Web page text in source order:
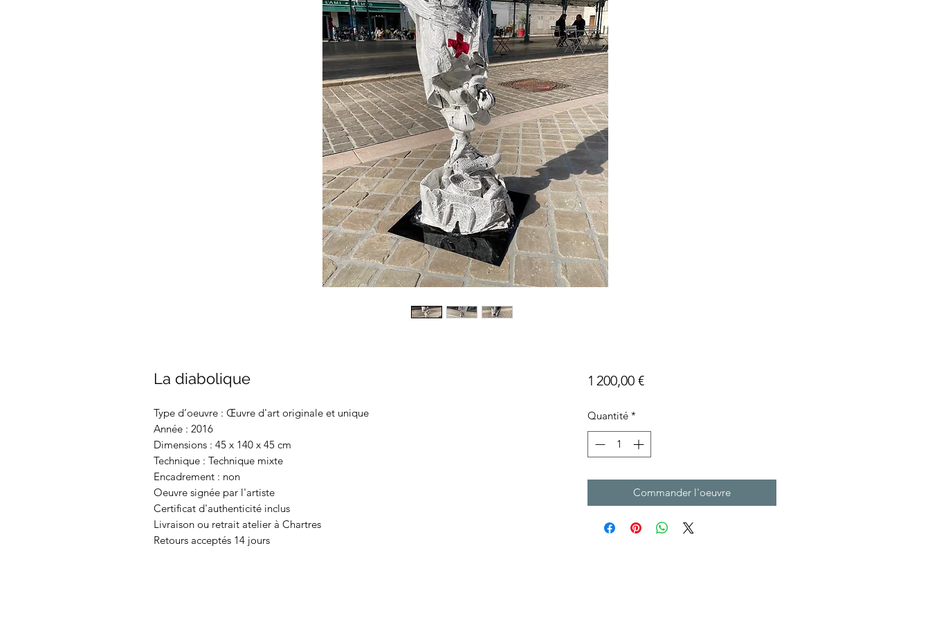
La diabolique
Type d’oeuvre : Œuvre d'art originale et unique
Année : 2016
Dimensions : 45 x 140 x 45 cm
Technique : Technique mixte
Encadrement : non
Oeuvre signée par l'artiste
Certificat d'authenticité inclus
Livraison ou retrait atelier à Chartres
Retours acceptés 14 jours
1 200,00 €Prix
Quantité *
Commander l'oeuvre